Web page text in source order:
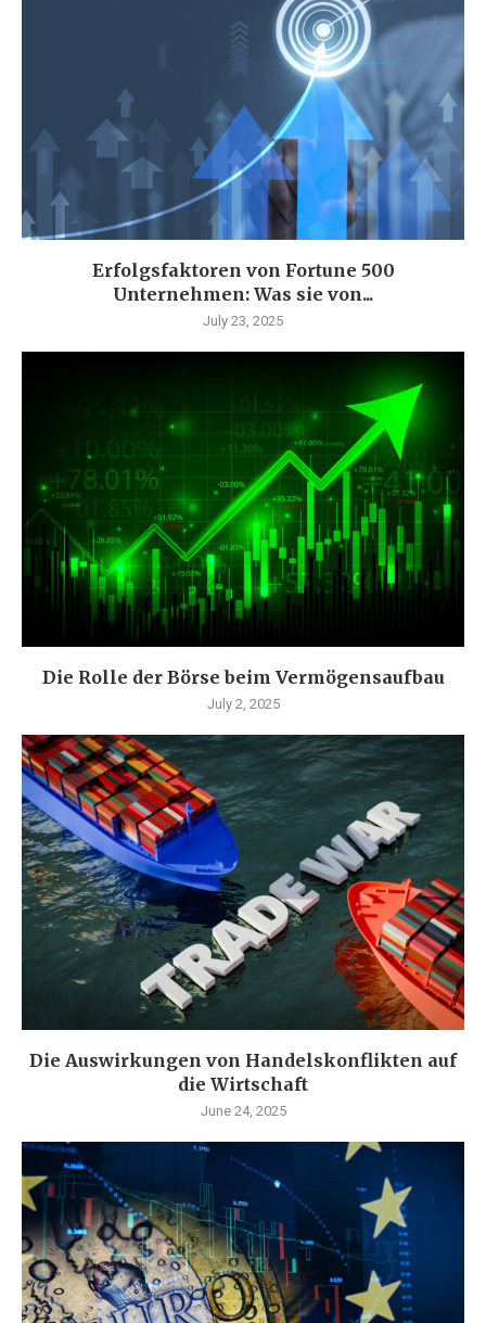
Erfolgsfaktoren von Fortune 500
Unternehmen: Was sie von...
July 23, 2025
Die Rolle der Börse beim Vermögensaufbau
July 2, 2025
Die Auswirkungen von Handelskonflikten auf
die Wirtschaft
June 24, 2025